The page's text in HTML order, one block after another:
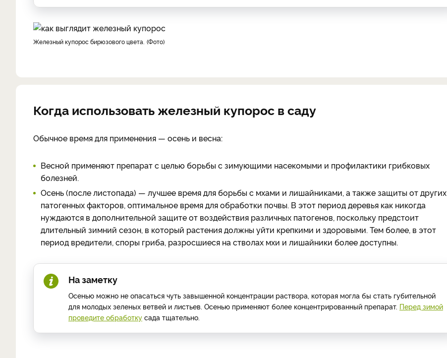
Железный купорос бирюзового цвета. Фото
Когда использовать железный купорос в саду
Обычное время для применения — осень и весна:
Весной применяют препарат с целью борьбы с зимующими насекомыми и профилактики грибковых
болезней.
Осень (после листопада) — лучшее время для борьбы с мхами и лишайниками, а также защиты от других
патогенных факторов, оптимальное время для обработки почвы. В этот период деревья как никогда
нуждаются в дополнительной защите от воздействия различных патогенов, поскольку предстоит
длительный зимний сезон, в который растения должны уйти крепкими и здоровыми. Тем более, в этот
период вредители, споры гриба, разросшиеся на стволах мхи и лишайники более доступны.
На заметку
Осенью можно не опасаться чуть завышенной концентрации раствора, которая могла бы стать губительной
для молодых зеленых ветвей и листьев. Осенью применяют более концентрированный препарат. Перед зимой
проведите обработку сада тщательно.